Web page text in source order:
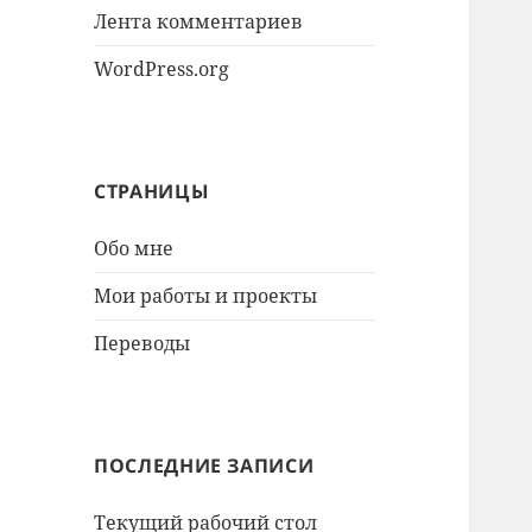
Лента комментариев
WordPress.org
СТРАНИЦЫ
Обо мне
Мои работы и проекты
Переводы
ПОСЛЕДНИЕ ЗАПИСИ
Текущий рабочий стол